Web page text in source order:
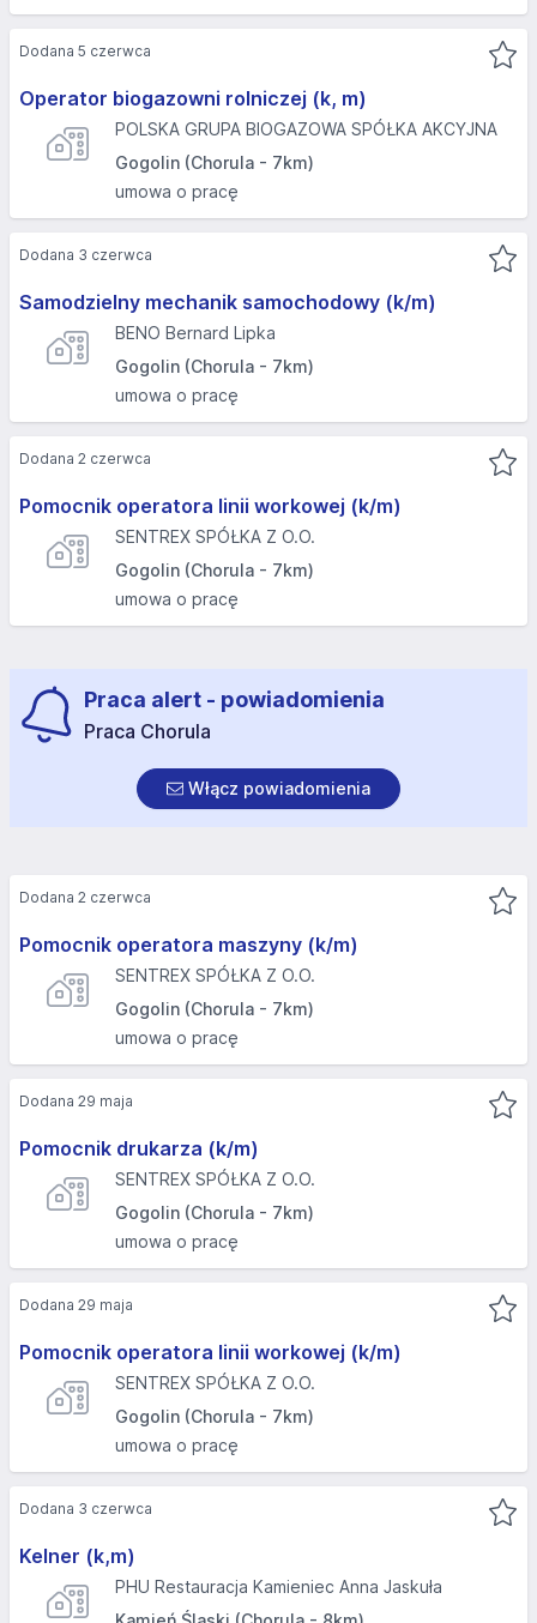
Operator biogazowni rolniczej (k, m)
POLSKA GRUPA BIOGAZOWA SPÓŁKA AKCYJNA
Gogolin (Chorula - 7km)
umowa o pracę
Dodana 5 czerwca
Samodzielny mechanik samochodowy (k/m)
BENO Bernard Lipka
Gogolin (Chorula - 7km)
umowa o pracę
Dodana 3 czerwca
Pomocnik operatora linii workowej (k/m)
SENTREX SPÓŁKA Z O.O.
Gogolin (Chorula - 7km)
umowa o pracę
Dodana 2 czerwca
Praca alert - powiadomienia
Praca Chorula
Włącz powiadomienia
Pomocnik operatora maszyny (k/m)
SENTREX SPÓŁKA Z O.O.
Gogolin (Chorula - 7km)
umowa o pracę
Dodana 2 czerwca
Pomocnik drukarza (k/m)
SENTREX SPÓŁKA Z O.O.
Gogolin (Chorula - 7km)
umowa o pracę
Dodana 29 maja
Pomocnik operatora linii workowej (k/m)
SENTREX SPÓŁKA Z O.O.
Gogolin (Chorula - 7km)
umowa o pracę
Dodana 29 maja
Kelner (k,m)
PHU Restauracja Kamieniec Anna Jaskuła
Dodana 3 czerwca